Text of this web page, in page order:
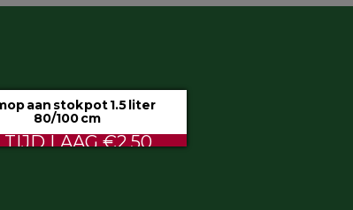
aan stok pot 1.5 liter
80/100 cm
LAAG €2.50